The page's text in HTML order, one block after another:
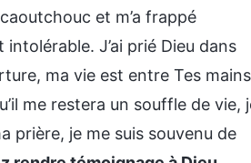
et m’a frappé
J’ai prié Dieu dans
ma vie est entre Tes
me restera un souffle de vie,
prière, je me suis souvenu de